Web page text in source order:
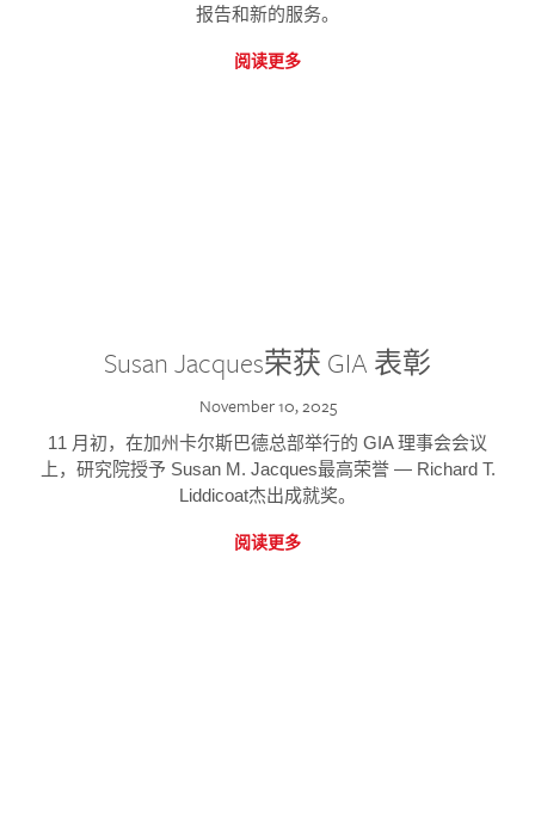
报告和新的服务。
阅读更多
Susan Jacques荣获 GIA 表彰
November 10, 2025
11 月初，在加州卡尔斯巴德总部举行的 GIA 理事会会议
上，研究院授予 Susan M. Jacques最高荣誉 — Richard T.
Liddicoat杰出成就奖。
阅读更多